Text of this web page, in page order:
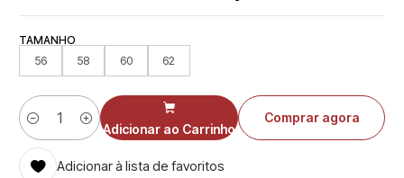
TAMANHO
56
58 60 62
Quantidade Adicionar ao Carrinho
Comprar agora
Adicionar à lista de favoritos